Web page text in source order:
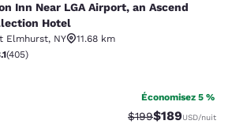
LGA Airport, an
Inn Near LGA Airport, an Ascend
Hotel
Elmhurst, NY
11.68 km
étoiles. Bien. 405 commentaires
(405)
Économisez 5 %
Tarif barré :
$199Tarif réduit :
$189USD/nuit